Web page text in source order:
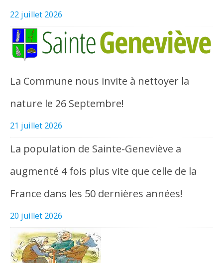
22 juillet 2026
La Commune nous invite à nettoyer la
nature le 26 Septembre!
21 juillet 2026
La population de Sainte-Geneviève a
augmenté 4 fois plus vite que celle de la
France dans les 50 dernières années!
20 juillet 2026